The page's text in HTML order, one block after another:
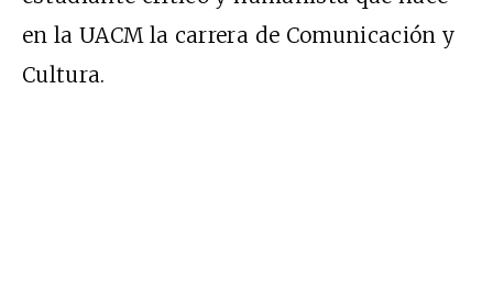
en la UACM la carrera de Comunicación y
Cultura.